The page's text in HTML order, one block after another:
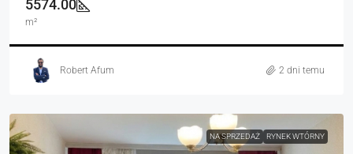
5574.00
m²
Robert Afum 2 dni temu
NA SPRZEDAŻ RYNEK WTÓRNY